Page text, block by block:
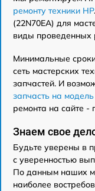
ремонту техники HP
(22N70EA) для
виды проведенных
Минимальные
сеть мастерских
запчастей. И
запчасть на
ремонта на сайте -
Знаем свое
Будьте уверены в
с уверенностью
По данным наших
наиболее